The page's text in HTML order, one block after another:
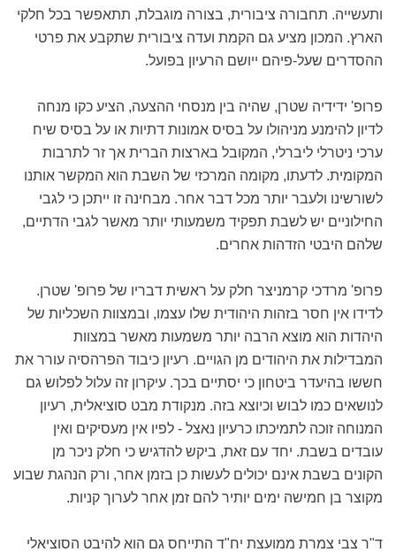
ותעשייה. תחבורה ציבורית, בצורה מוגבלת, תתאפשר בכל חלקי
הארץ. המכון מציע גם הקמת ועדה ציבורית שתקבע את פרטי
ההסדרים שעל-פיהם ייושם הרעיון בפועל.
פרופ' ידידיה שטרן, שהיה בין מנסחי ההצעה, הציע כקו מנחה
לדיון להימנע מניהולו על בסיס אמונות דתיות או על בסיס שיח
ערכי ניטרלי ליברלי, המקובל בארצות הברית אך זר לתרבות
המקומית. לדעתו, מקומה המרכזי של השבת הוא המקשר אותנו
לשורשינו ולעבר יותר מכל דבר אחר. מבחינה זו ייתכן כי לגבי
החילוניים יש לשבת תפקיד משמעותי יותר מאשר לגבי הדתיים,
שלהם היבטי הזדהות אחרים.
פרופ' מרדכי קרמניצר חלק על ראשית דבריו של פרופ' שטרן.
לדידו אין חסר בזהות היהודית שלו עצמו, ובמצוות השכליות של
היהדות הוא מוצא הרבה יותר משמעות מאשר במצוות
המבדילות את היהודים מן הגויים. רעיון כיבוד הפרהסיה עורר את
חששו בהיעדר ביטחון כי יסתיים בכך. עיקרון זה עלול לפלוש גם
לנושאים כמו לבוש וכיוצא בזה. מנקודת מבט סוציאלית, רעיון
המנוחה זוכה לתמיכתו כרעיון נאצל - לפיו אין מעסיקים ואין
עובדים בשבת. יחד עם זאת, ביקש להדגיש כי חלק ניכר מן
הקונים בשבת אינם יכולים לעשות כן בזמן אחר, ורק הנהגת שבוע
מקוצר בן חמישה ימים יותיר להם זמן אחר לערוך קניות.
ד"ר צבי צמרת ממועצת יח"ד התייחס גם הוא להיבט הסוציאלי